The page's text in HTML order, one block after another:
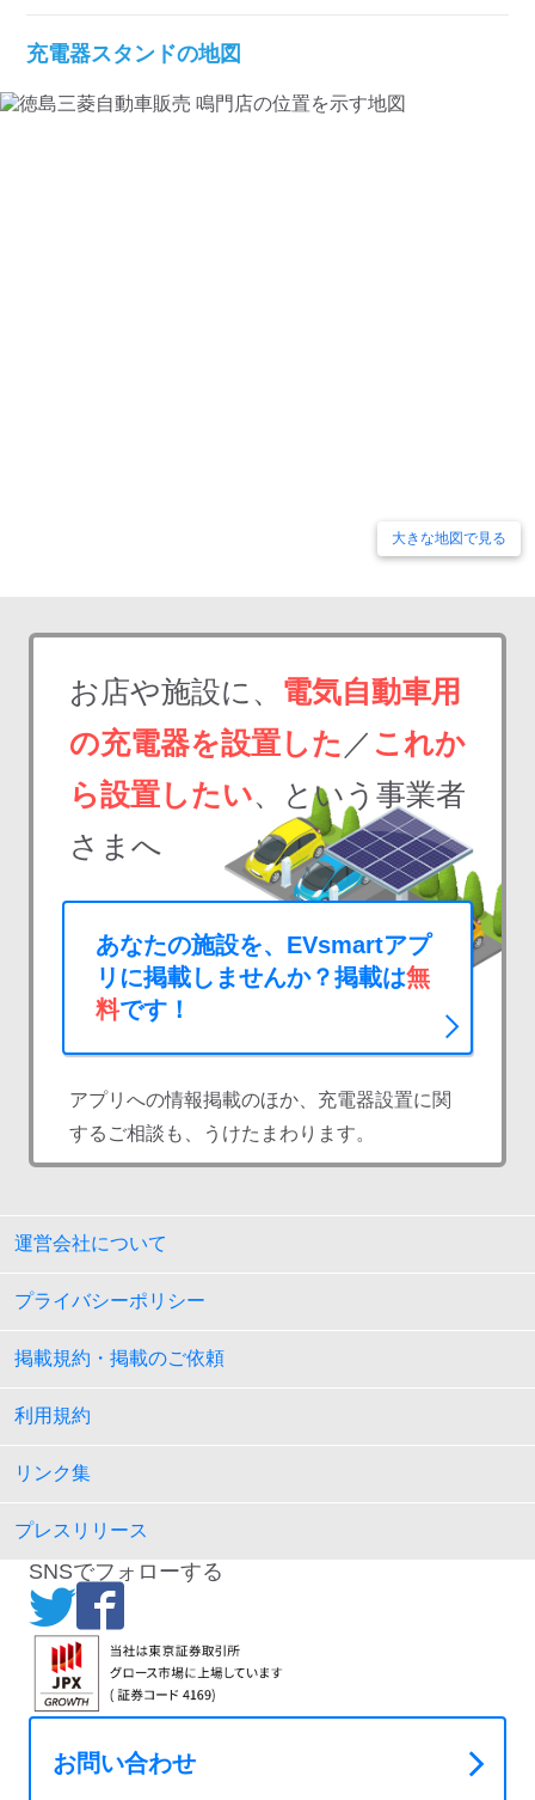
充電器スタンドの地図
大きな地図で見る
お店や施設に、 電気自動車用
の充電器を設置した ／ これか
ら設置したい、という事業者
さまへ
あなたの施設を、EVsmartアプ
リに掲載しませんか？掲載は無
料です！
アプリへの情報掲載のほか、充電器設置に関
するご相談も、うけたまわります。
運営会社について
プライバシーポリシー
掲載規約・掲載のご依頼
利用規約
リンク集
プレスリリース
SNSでフォローする
お問い合わせ